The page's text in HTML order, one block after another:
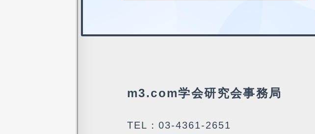
m3.com学会研究会事務局
TEL：03-4361-2651